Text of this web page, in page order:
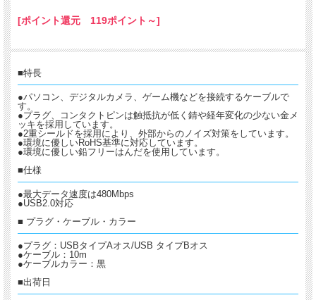
[ポイント還元 119ポイント～]
■特長
●パソコン、デジタルカメラ、ゲーム機などを接続するケーブルで
す。
●プラグ、コンタクトピンは触抵抗が低く錆や経年変化の少ない金メ
ッキを採用しています。
●2重シールドを採用により、外部からのノイズ対策をしています。
●環境に優しいRoHS基準に対応しています。
●環境に優しい鉛フリーはんだを使用しています。
■仕様
●最大データ速度は480Mbps
●USB2.0対応
■ プラグ・ケーブル・カラー
●プラグ：USBタイプAオス/USB タイプBオス
●ケーブル：10m
●ケーブルカラー：黒
■出荷日